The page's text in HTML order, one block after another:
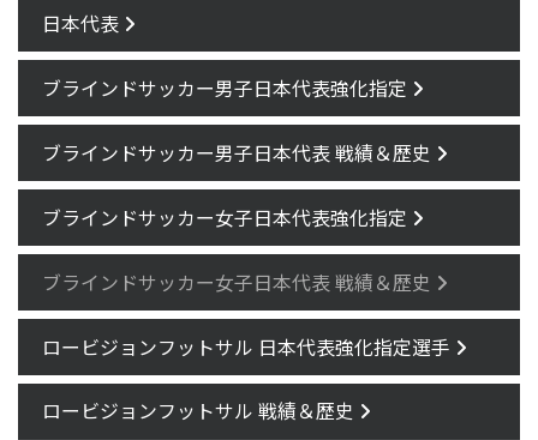
日本代表
ブラインドサッカー男子日本代表強化指定
ブラインドサッカー男子日本代表 戦績＆歴史
ブラインドサッカー女子日本代表強化指定
ブラインドサッカー女子日本代表 戦績＆歴史
ロービジョンフットサル 日本代表強化指定選手
ロービジョンフットサル 戦績＆歴史